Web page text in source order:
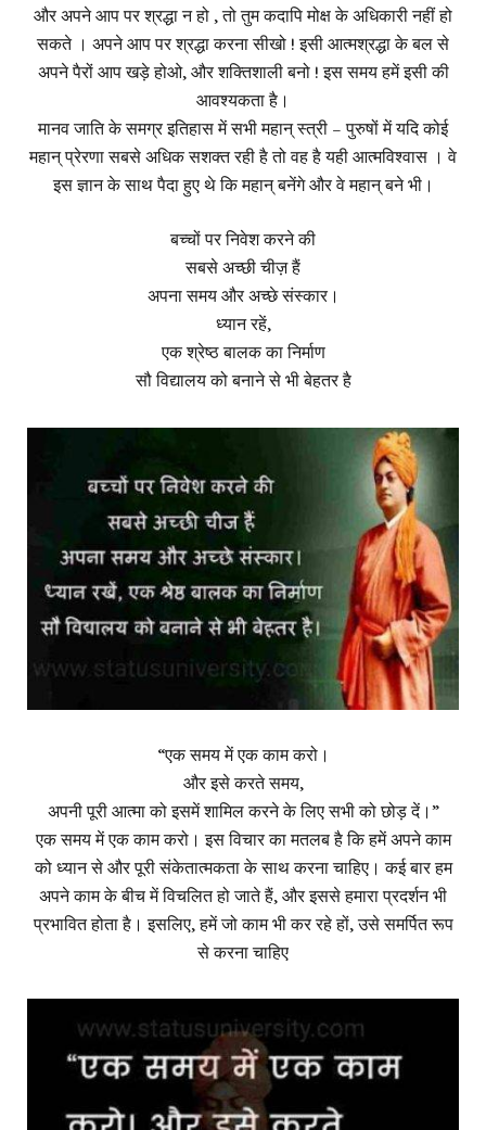
और अपने आप पर श्रद्धा न हो , तो तुम कदापि मोक्ष के अधिकारी नहीं हो
सकते । अपने आप पर श्रद्धा करना सीखो ! इसी आत्मश्रद्धा के बल से
अपने पैरों आप खड़े होओ, और शक्तिशाली बनो ! इस समय हमें इसी की
आवश्यकता है।
मानव जाति के समग्र इतिहास में सभी महान् स्त्री – पुरुषों में यदि कोई
महान् प्रेरणा सबसे अधिक सशक्त रही है तो वह है यही आत्मविश्वास । वे
इस ज्ञान के साथ पैदा हुए थे कि महान् बनेंगे और वे महान् बने भी।
बच्चों पर निवेश करने की
सबसे अच्छी चीज़ हैं
अपना समय और अच्छे संस्कार।
ध्यान रहें,
एक श्रेष्ठ बालक का निर्माण
सौ विद्यालय को बनाने से भी बेहतर है
“एक समय में एक काम करो।
और इसे करते समय,
अपनी पूरी आत्मा को इसमें शामिल करने के लिए सभी को छोड़ दें।”
एक समय में एक काम करो। इस विचार का मतलब है कि हमें अपने काम
को ध्यान से और पूरी संकेतात्मकता के साथ करना चाहिए। कई बार हम
अपने काम के बीच में विचलित हो जाते हैं, और इससे हमारा प्रदर्शन भी
प्रभावित होता है। इसलिए, हमें जो काम भी कर रहे हों, उसे समर्पित रूप
से करना चाहिए